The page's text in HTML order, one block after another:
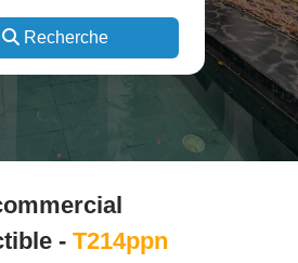
Recherche
- T214ppn